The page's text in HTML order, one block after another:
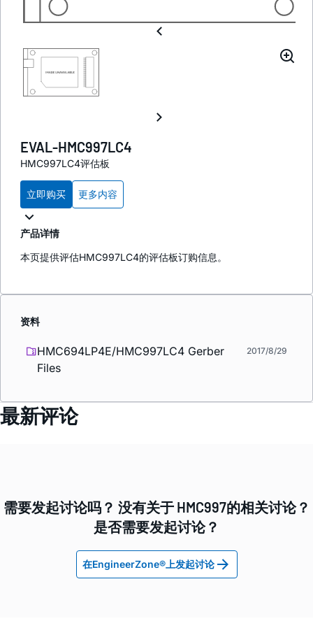
EVAL-HMC997LC4
HMC997LC4评估板
立即购买 更多内容
产品详情
本页提供评估HMC997LC4的评估板订购信息。
资料
HMC694LP4E/HMC997LC4 Gerber
Files
2017/8/29
最新评论
需要发起讨论吗？ 没有关于 HMC997的相关讨论？
是否需要发起讨论？
在EngineerZone®上发起讨论